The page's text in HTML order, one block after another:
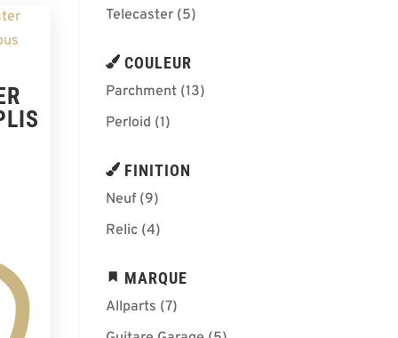
Telecaster (5)
COULEUR
Parchment (13)
Perloid (1)
FINITION
Neuf (9)
Relic (4)
MARQUE
Allparts (7)